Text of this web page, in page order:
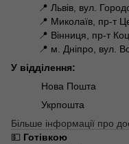
📍 Львів, вул.
📍 Миколаїв, пр-т
📍 Вінниця, пр-т
📍 м. Дніпро, вул.
У відділення:
Нова Пошта
Укрпошта
Більше інформації про
💵 Готівкою